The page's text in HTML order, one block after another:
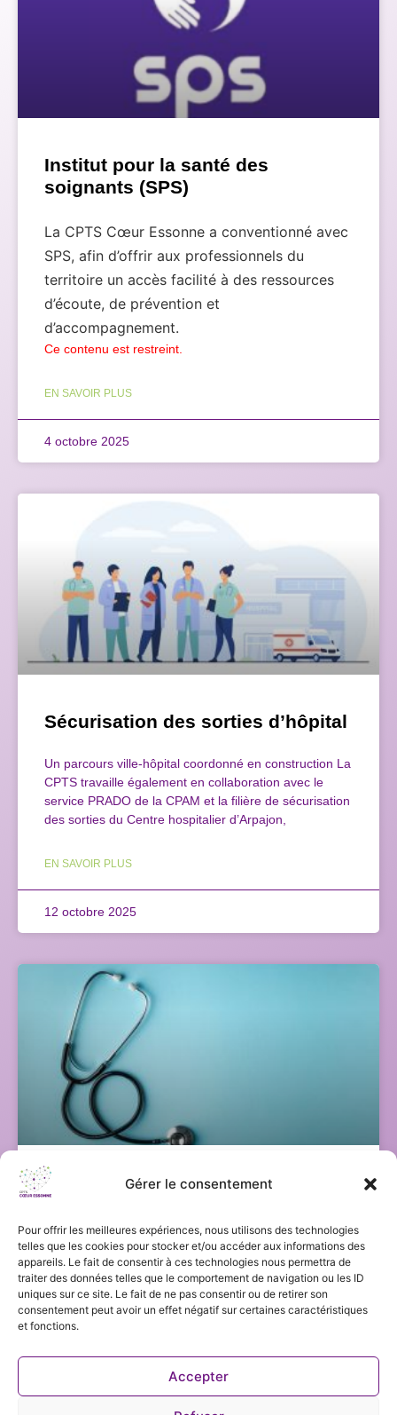
Gérer le consentement
Pour offrir les meilleures expériences, nous utilisons des technologies
telles que les cookies pour stocker et/ou accéder aux informations des
appareils. Le fait de consentir à ces technologies nous permettra de
traiter des données telles que le comportement de navigation ou les ID
uniques sur ce site. Le fait de ne pas consentir ou de retirer son
consentement peut avoir un effet négatif sur certaines caractéristiques
et fonctions.
Accepter
Institut pour la santé des
soignants (SPS)
La CPTS Cœur Essonne a conventionné avec
SPS, afin d’offrir aux professionnels du
territoire un accès facilité à des ressources
d’écoute, de prévention et
d’accompagnement.
Ce contenu est restreint.
EN SAVOIR PLUS
4 octobre 2025
Sécurisation des sorties d’hôpital
Un parcours ville-hôpital coordonné en construction La
CPTS travaille également en collaboration avec le
service PRADO de la CPAM et la filière de sécurisation
des sorties du Centre hospitalier d’Arpajon,
EN SAVOIR PLUS
12 octobre 2025
Accueillir un docteur junior : vos
À partir de novembre 2026, les internes de médecine
générale entreront dans une 4ᵉ année de DES (phase
de consolidation) avec le statut de Docteur junior.
L’objectif : renforcer leurs
EN SAVOIR PLUS